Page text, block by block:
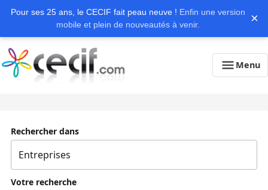
Pour ses 25 ans, le CECIF fait peau neuve ! Enfin une version
mobile et plein de nouveautés à venir.
×
Menu
Rechercher dans
Votre recherche